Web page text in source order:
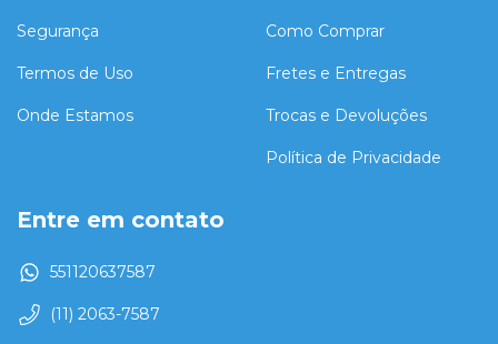
Segurança
Termos de Uso
Onde Estamos
Como Comprar
Fretes e Entregas
Trocas e Devoluções
Política de Privacidade
Entre em contato
551120637587
(11) 2063-7587